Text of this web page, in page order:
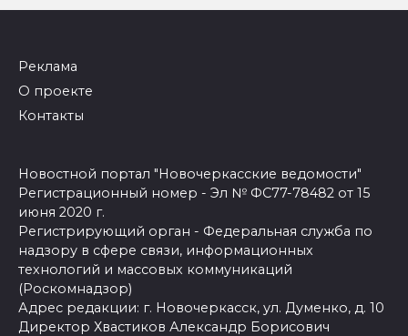
Реклама
О проекте
Контакты
Новостной портал "Новочеркасские ведомости"
Регистрационный номер - Эл № ФС77-78482 от 15
июня 2020 г.
Регистрирующий орган - Федеральная служба по
надзору в сфере связи, информационных
технологий и массовых коммуникаций
(Роскомнадзор)
Адрес редакции: г. Новочеркасск, ул. Думенко, д. 10
Директор Хвастиков Александр Борисович